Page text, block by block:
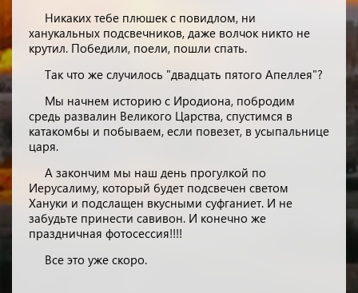
Никаких тебе плюшек с повидлом, ни
ханукальных подсвечников, даже волчок никто не
крутил. Победили, поели, пошли спать.
Так что же случилось "двадцать пятого Апеллея"?
Мы начнем историю с Иродиона, побродим
средь развалин Великого Царства, спустимся в
катакомбы и побываем, если повезет, в усыпальнице
царя.
А закончим мы наш день прогулкой по
Иерусалиму, который будет подсвечен светом
Хануки и подслащен вкусными суфганиет. И не
забудьте принести савивон. И конечно же
праздничная фотосессия!!!!
Все это уже скоро.